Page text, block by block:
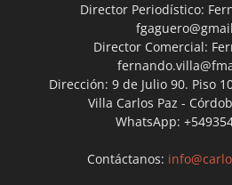
Director Periodístico:
Director Comercial:
Dirección: 9 de Julio 90. Piso
Villa Carlos Paz -
WhatsApp:
Contáctanos: